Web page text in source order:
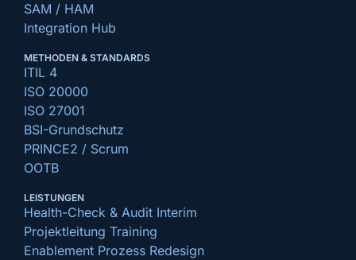
SAM / HAM
Integration Hub
METHODEN & STANDARDS
ITIL 4
ISO 20000
ISO 27001
BSI-Grundschutz
PRINCE2 / Scrum
OOTB
LEISTUNGEN
Health-Check & Audit Interim
Projektleitung Training
Enablement Prozess Redesign